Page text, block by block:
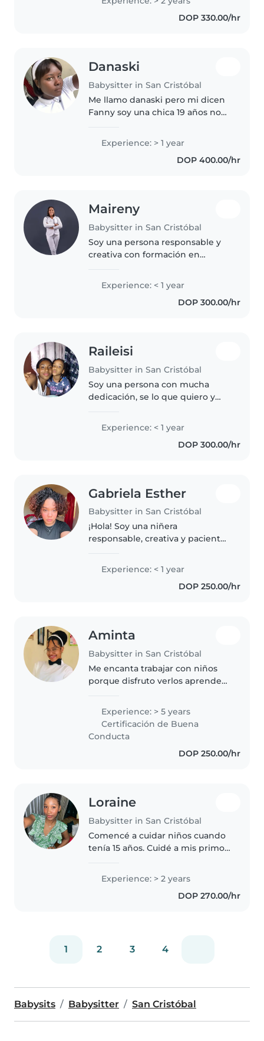
primeros auxilios y adoro crear
manualidades, leer cuentos y
DOP 330.00/hr
Danaski
Babysitter in San Cristóbal
Me llamo danaski pero mi dicen
Fanny soy una chica 19 años no
indocumentada pero solo tengo
un pasaporte Me dirijo a usted
para expresar mi interés en
Experience: > 1 year
DOP 400.00/hr
Maireny
Babysitter in San Cristóbal
Soy una persona responsable y
creativa con formación en
primeros auxilios. Me encantan
los niños y tengo experiencia
cuidando toddlers. Ofrezco
Experience: < 1 year
DOP 300.00/hr
Raileisi
Babysitter in San Cristóbal
Soy una persona con mucha
dedicación, se lo que quiero y
Experience: < 1 year
DOP 300.00/hr
Gabriela Esther
Babysitter in San Cristóbal
¡Hola! Soy una niñera
responsable, creativa y paciente
niños de todas las edades.
Aunque soy nueva en el cuidado
infantil, tengo una formación
Experience: < 1 year
DOP 250.00/hr
Aminta
Babysitter in San Cristóbal
Me encanta trabajar con niños
porque disfruto verlos aprender,
persona paciente, cariñosa y
muy responsable. Además,
estudio Enfermería, lo que me..
Experience: > 5 years
Certificación de Buena
Conducta
DOP 250.00/hr
Loraine
Babysitter in San Cristóbal
Comencé a cuidar niños cuando
tenía 15 años. Cuidé a mis primos,
hijos de mis vecinos.
Actualmente soy estoy
estudiando idiomas, en mi
Experience: > 2 years
DOP 270.00/hr
1 2 3 4
Babysits Babysitter San Cristóbal